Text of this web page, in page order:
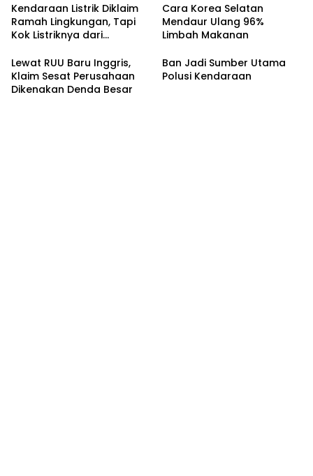
Kendaraan Listrik Diklaim
Ramah Lingkungan, Tapi
Kok Listriknya dari
Cara Korea Selatan
Mendaur Ulang 96%
Limbah Makanan
Lewat RUU Baru Inggris,
Klaim Sesat Perusahaan
Dikenakan Denda Besar
Ban Jadi Sumber Utama
Polusi Kendaraan